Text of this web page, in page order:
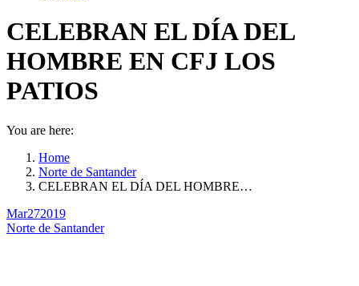
CELEBRAN EL DÍA DEL
HOMBRE EN CFJ LOS
PATIOS
You are here:
Home
Norte de Santander
CELEBRAN EL DÍA DEL HOMBRE…
Mar272019
Norte de Santander